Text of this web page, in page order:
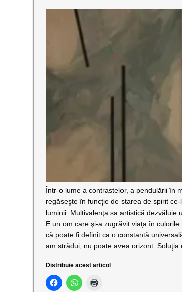
Într-o lume a contrastelor, a pendulării în
regăseşte în funcţie de starea de spirit
luminii. Multivalenţa sa artistică
E un om care şi-a zugrăvit viaţa în
că poate fi definit ca o constantă
am strădui, nu poate avea orizont.
Distribuie acest articol